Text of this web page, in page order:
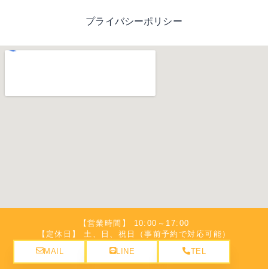
【営業時間】 10:00～17:00
【定休日】 土、日、祝日（事前予約で対応可能）
MAIL
LINE TEL
プライバシーポリシー
©弁護士法人名城法律事務所 豊橋事務所. All Rights Reserved.